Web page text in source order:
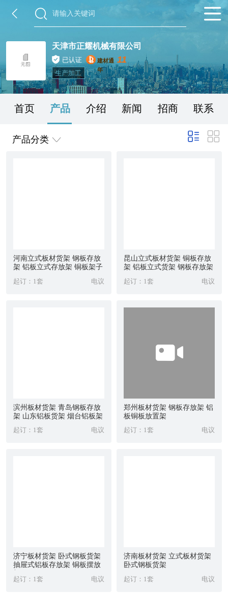
天津市正耀机械有限公司
已认证 建材通 11
年
生产加工
首页 产品 介绍 新闻 招商 联系
产品分类
河南立式板材货架 钢板存放
架 铝板立式存放架 铜板架子
起订：1套 电议
昆山立式板材货架 铜板存放
架 铝板立式货架 钢板存放架
起订：1套 电议
滨州板材货架 青岛钢板存放
架 山东铝板货架 烟台铝板架
起订：1套 电议
郑州板材货架 钢板存放架 铝
板铜板放置架
起订：1套 电议
济宁板材货架 卧式钢板货架
抽屉式铝板存放架 铜板摆放
起订：1套 电议
济南板材货架 立式板材货架
卧式钢板货架
起订：1套 电议